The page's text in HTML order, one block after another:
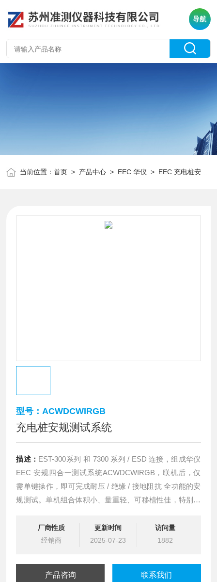
导航
当前位置：首页 > 产品中心 > EEC 华仪 > EEC 充电桩安规测试系统
型号：ACWDCWIRGB
充电桩安规测试系统
描述： EST-300系列 和 7300 系列 / ESD 连接，组成华仪
EEC 安规四合一测试系统ACWDCWIRGB，联机后，仅
需单键操作，即可完成耐压 / 绝缘 / 接地阻抗 全功能的安
规测试。单机组合体积小、量重轻、可移植性佳，特别适
响。充电桩安规测试系统
厂商性质
经销商
更新时间
2025-07-23
访问量
1882
产品咨询 联系我们